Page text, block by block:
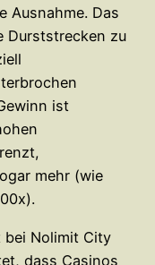
Ausnahme. Das
Durststrecken zu
ist
mehr (wie
bei Nolimit City
dass Casinos